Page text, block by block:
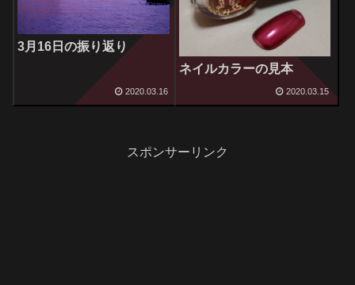
3月16日の振り返り
2020.03.16
ネイルカラーの見本
2020.03.15
スポンサーリンク